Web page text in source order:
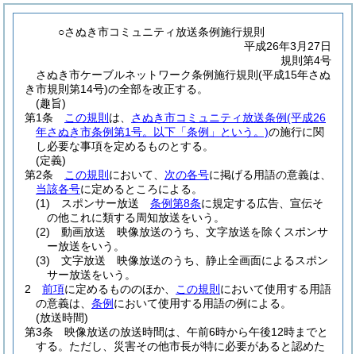
○さぬき市コミュニティ放送条例施行規則
平成26年3月27日
規則第4号
さぬき市ケーブルネットワーク条例施行規則(平成15年さぬ
き市規則第14号)の全部を改正する。
(趣旨)
第1条
この規則 は、 さぬき市コミュニティ放送条例(平成26
年さぬき市条例第1号。以下「条例」という。)の施行に関
し必要な事項を定めるものとする。
(定義)
第2条
この規則 において、 次の各号に掲げる用語の意義は、
当該各号に定めるところによる。
(1)
スポンサー放送 条例第8条に規定する広告、宣伝そ
の他これに類する周知放送をいう。
(2)
動画放送 映像放送のうち、文字放送を除くスポンサ
ー放送をいう。
(3)
文字放送 映像放送のうち、静止全画面によるスポン
サー放送をいう。
2
前項に定めるもののほか、 この規則 において使用する用語
の意義は、 条例 において使用する用語の例による。
(放送時間)
第3条
映像放送の放送時間は、午前6時から午後12時までと
する。 ただし、災害その他市長が特に必要があると認めた